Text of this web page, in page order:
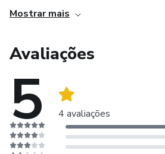
6) Por que Pessoas Positivas e
sucedidas?
7) Os 5 Fatores Essenciais do
Mostrar mais
Avaliações
5 4 avaliações